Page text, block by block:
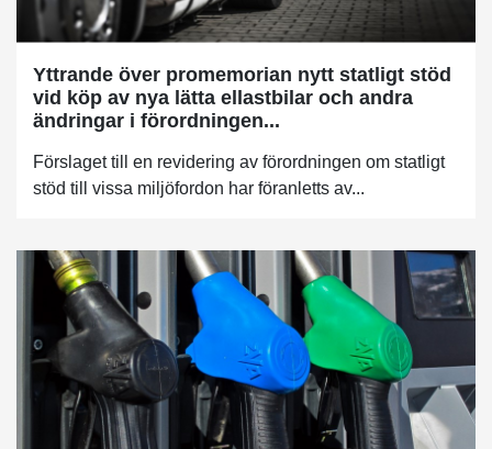
Yttrande över promemorian nytt statligt stöd
vid köp av nya lätta ellastbilar och andra
ändringar i förordningen...
Förslaget till en revidering av förordningen om statligt
stöd till vissa miljöfordon har föranletts av...